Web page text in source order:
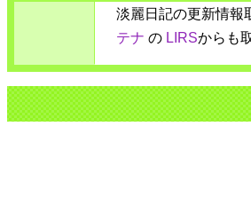
淡麗日記の更新情報
テナ の LIRSからも